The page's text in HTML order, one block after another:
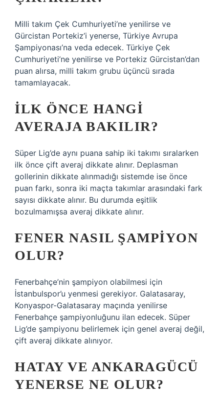
Milli takım Çek Cumhuriyeti’ne yenilirse ve
Gürcistan Portekiz’i yenerse, Türkiye Avrupa
Şampiyonası’na veda edecek. Türkiye Çek
Cumhuriyeti’ne yenilirse ve Portekiz Gürcistan’dan
puan alırsa, milli takım grubu üçüncü sırada
tamamlayacak.
İLK ÖNCE HANGI
AVERAJA BAKILIR?
Süper Lig’de aynı puana sahip iki takımı sıralarken
ilk önce çift averaj dikkate alınır. Deplasman
gollerinin dikkate alınmadığı sistemde ise önce
puan farkı, sonra iki maçta takımlar arasındaki fark
sayısı dikkate alınır. Bu durumda eşitlik
bozulmamışsa averaj dikkate alınır.
FENER NASIL ŞAMPIYON
OLUR?
Fenerbahçe’nin şampiyon olabilmesi için
İstanbulspor’u yenmesi gerekiyor. Galatasaray,
Konyaspor-Galatasaray maçında yenilirse
Fenerbahçe şampiyonluğunu ilan edecek. Süper
Lig’de şampiyonu belirlemek için genel averaj değil,
çift averaj dikkate alınıyor.
HATAY VE ANKARAGÜCÜ
YENERSE NE OLUR?